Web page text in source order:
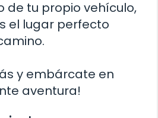
de tu propio vehículo,
el lugar perfecto
y embárcate en
aventura!